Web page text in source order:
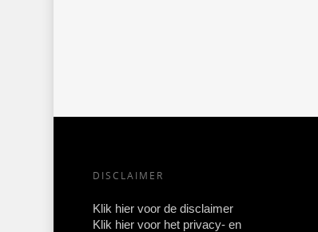
DISCLAIMER
Klik hier voor de disclaimer
Klik hier voor het privacy- en